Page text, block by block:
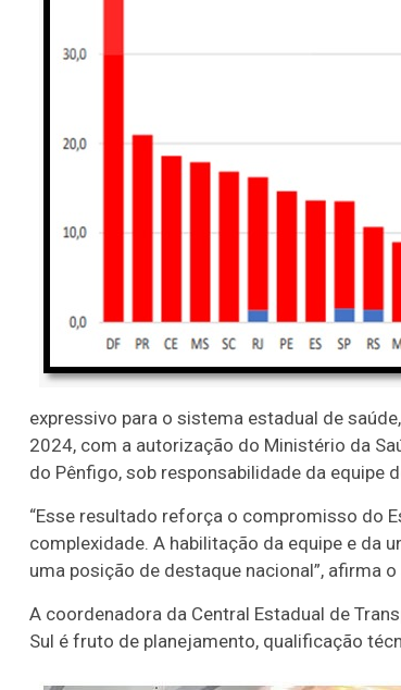
expressivo para o sistema estadual de
2024, com a autorização do Ministério da
do Pênfigo, sob responsabilidade da equipe
“Esse resultado reforça o compromisso do
complexidade. A habilitação da equipe e da
uma posição de destaque nacional”, afirma
A coordenadora da Central Estadual de
Sul é fruto de planejamento, qualificação